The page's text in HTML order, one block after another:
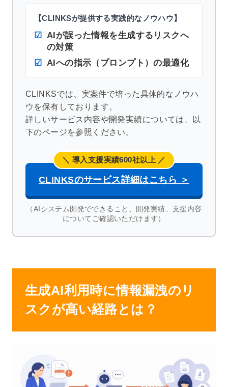
【CLINKSが提供する実践的なノウハウ】
AIが誤った情報を生成するリスクへ
の対策
AIへの指示（プロンプト）の最適化
CLINKSでは、実案件で培った具体的なノウハ
ウを保有しております。
詳しいサービス内容や開発実績については、以
下のページを参照ください。
＼ 導入支援実績600社以上 ／
CLINKSのサービス詳細はこちら ＞
（AIシステム開発でできること、開発実績、支援内容
についてご確認いただけます）
生成AI利用時に情報漏洩のリ
スクが高い経路とは？